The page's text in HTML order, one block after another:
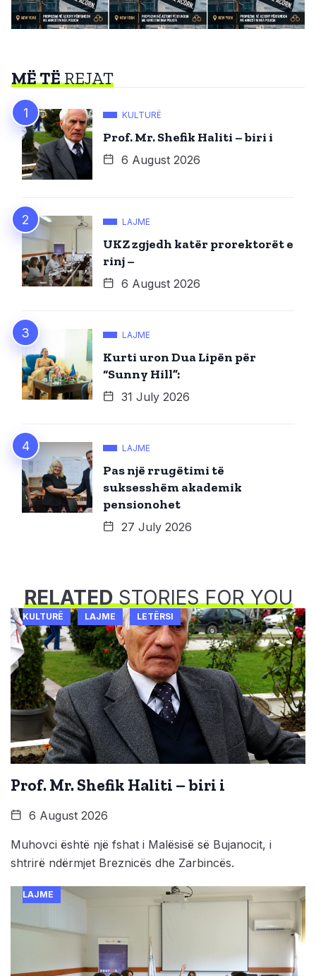
MË TËREJAT
KULTURË
Prof. Mr. Shefik Haliti – biri i
6 August 2026
LAJME
UKZ zgjedh katër prorektorët e
rinj –
6 August 2026
LAJME
Kurti uron Dua Lipën për
“Sunny Hill”:
31 July 2026
LAJME
Pas një rrugëtimi të
suksesshëm akademik
pensionohet
27 July 2026
RELATEDSTORIES FOR YOU
KULTURË LAJME LETËRSI
Prof. Mr. Shefik Haliti – biri i
6 August 2026
Muhovci është një fshat i Malësisë së Bujanocit, i
shtrirë ndërmjet Breznicës dhe Zarbincës.
LAJME